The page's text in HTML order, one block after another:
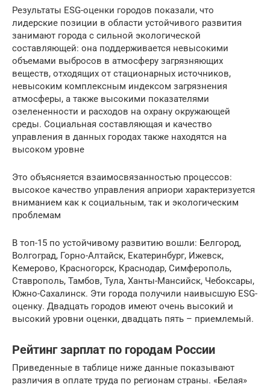
Результаты ESG-оценки городов показали, что
лидерские позиции в области устойчивого развития
занимают города с сильной экологической
составляющей: она поддерживается невысокими
объемами выбросов в атмосферу загрязняющих
веществ, отходящих от стационарных источников,
невысоким комплексным индексом загрязнения
атмосферы, а также высокими показателями
озелененности и расходов на охрану окружающей
среды. Социальная составляющая и качество
управления в данных городах также находятся на
высоком уровне
Это объясняется взаимосвязанностью процессов:
высокое качество управления априори характеризуется
вниманием как к социальным, так и экологическим
проблемам
В топ-15 по устойчивому развитию вошли: Белгород,
Волгоград, Горно-Алтайск, Екатеринбург, Ижевск,
Кемерово, Красногорск, Краснодар, Симферополь,
Ставрополь, Тамбов, Тула, Ханты-Мансийск, Чебоксары,
Южно-Сахалинск. Эти города получили наивысшую ESG-
оценку. Двадцать городов имеют очень высокий и
высокий уровни оценки, двадцать пять – приемлемый.
Рейтинг зарплат по городам России
Приведенные в таблице ниже данные показывают
различия в оплате труда по регионам страны. «Белая»